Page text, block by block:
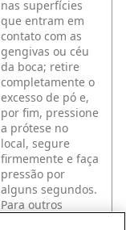
nas superfícies
que entram em
contato com as
gengivas ou céu
da boca; retire
completamente o
excesso de pó e,
por fim, pressione
a prótese no
local, segure
firmemente e faça
pressão por
alguns segundos.
Para outros